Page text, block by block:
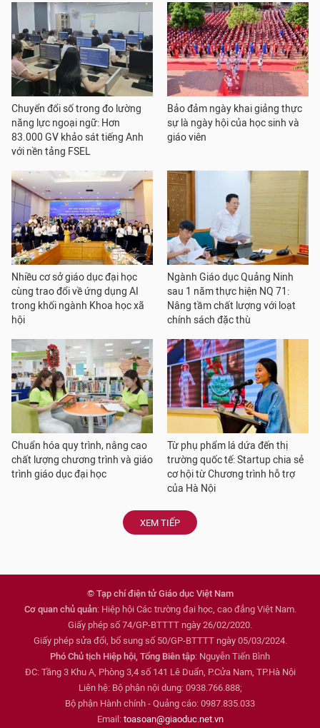
Chuyển đổi số trong đo lường
năng lực ngoại ngữ: Hơn
83.000 GV khảo sát tiếng Anh
với nền tảng FSEL
Bảo đảm ngày khai giảng thực
sự là ngày hội của học sinh và
giáo viên
Nhiều cơ sở giáo dục đại học
cùng trao đổi về ứng dụng AI
trong khối ngành Khoa học xã
hội
Ngành Giáo dục Quảng Ninh
sau 1 năm thực hiện NQ 71:
Nâng tầm chất lượng với loạt
chính sách đặc thù
Chuẩn hóa quy trình, nâng cao
chất lượng chương trình và giáo
trình giáo dục đại học
Từ phụ phẩm lá dứa đến thị
trường quốc tế: Startup chia sẻ
cơ hội từ Chương trình hỗ trợ
của Hà Nội
XEM TIẾP
© Tạp chí điện tử Giáo dục Việt Nam
Cơ quan chủ quản: Hiệp hội Các trường đại học, cao đẳng Việt Nam.
Giấy phép số 74/GP-BTTTT ngày 26/02/2020.
Giấy phép sửa đổi, bổ sung số 50/GP-BTTTT ngày 05/03/2024.
Phó Chủ tịch Hiệp hội, Tổng Biên tập: Nguyễn Tiến Bình
ĐC: Tầng 3 Khu A, Phòng 3,4 số 141 Lê Duẩn, P.Cửa Nam, TP.Hà Nội
Liên hệ: Bộ phận nội dung: 0938.766.888;
Bộ phận Hành chính - Quảng cáo: 0987.835.033
Email: toasoan@giaoduc.net.vn